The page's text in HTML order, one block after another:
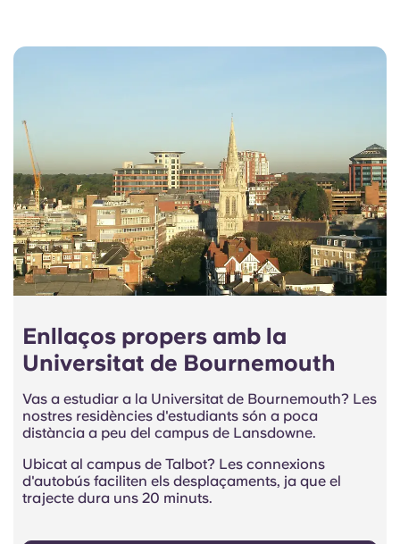
Enllaços propers amb la
Universitat de Bournemouth
Vas a estudiar a la Universitat de Bournemouth? Les
nostres residències d'estudiants són a poca
distància a peu del campus de Lansdowne.
Ubicat al campus de Talbot? Les connexions
d'autobús faciliten els desplaçaments, ja que el
trajecte dura uns 20 minuts.